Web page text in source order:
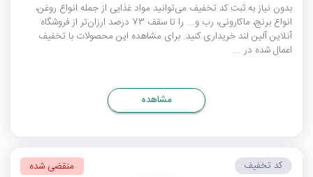
بدون نیاز به ثبت کد تخفیف می‌توانید مواد غذایی از جمله انواع روغن،
انواع برنج، ماکارونی، رب و... را تا سقف 73 درصد ارزان‎‌تر از فروشگاه
آنلاین آلین لند خریداری کنید. برای مشاهده این محصولات با تخفیف
اعمال شده در ...
مشاهده
کد تخفیف منقضی شده